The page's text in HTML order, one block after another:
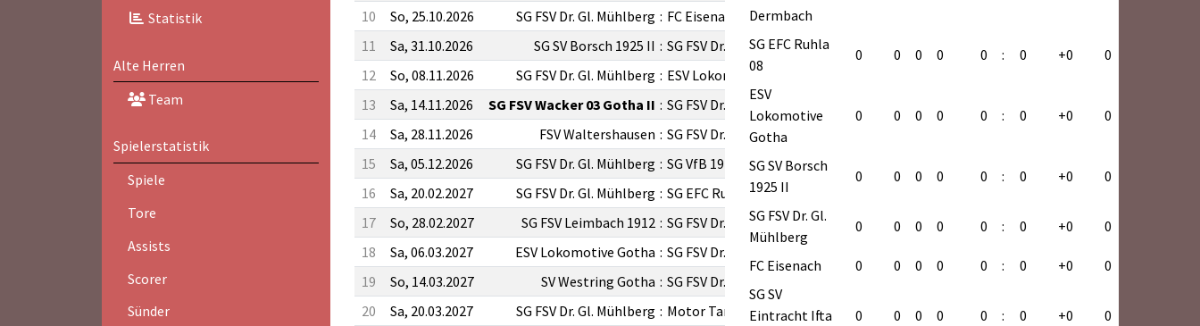
Statistik
Alte Herren
Team
Spielerstatistik
Spiele
Tore
Assists
Scorer
Sünder
10
So, 25.10.2026 SG FSV Dr. Gl. Mühlberg : FC Eisenach
11
Sa, 31.10.2026 SG SV Borsch 1925 II : SG FSV Dr. Gl. Mühlberg
12
So, 08.11.2026 SG FSV Dr. Gl. Mühlberg : ESV Lokomotive Gotha
13
Sa, 14.11.2026 SG FSV Wacker 03 Gotha II : SG FSV Dr. Gl. Mühlberg
14
Sa, 28.11.2026 FSV Waltershausen : SG FSV Dr. Gl. Mühlberg
15
Sa, 05.12.2026 SG FSV Dr. Gl. Mühlberg : SG VfB 1919 Vacha
16
Sa, 20.02.2027 SG FSV Dr. Gl. Mühlberg : SG EFC Ruhla 08
17
So, 28.02.2027 SG FSV Leimbach 1912 : SG FSV Dr. Gl. Mühlberg
18
Sa, 06.03.2027 ESV Lokomotive Gotha : SG FSV Dr. Gl. Mühlberg
19
So, 14.03.2027 SV Westring Gotha : SG FSV Dr. Gl. Mühlberg
20
Sa, 20.03.2027 SG FSV Dr. Gl. Mühlberg : Motor Tambach-Dietharz
Dermbach
SG EFC Ruhla
08
0 0 0 0 0 : 0 +0 0
ESV
Lokomotive
Gotha
0 0 0 0 0 : 0 +0 0
SG SV Borsch
1925 II
0 0 0 0 0 : 0 +0 0
SG FSV Dr. Gl.
Mühlberg
0 0 0 0 0 : 0 +0 0
FC Eisenach 0 0 0 0 0 : 0 +0
0
SG SV
Eintracht Ifta
0 0 0 0 0 : 0 +0 0